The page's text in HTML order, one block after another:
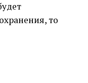
то